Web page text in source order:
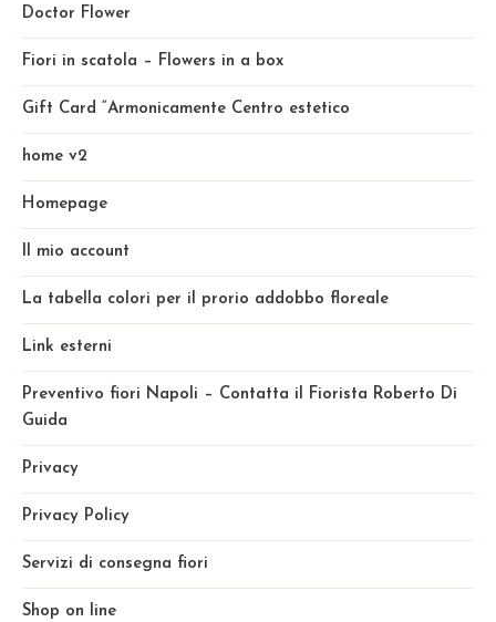
Doctor Flower
Fiori in scatola – Flowers in a box
Gift Card “Armonicamente Centro estetico
home v2
Homepage
Il mio account
La tabella colori per il prorio addobbo floreale
Link esterni
Preventivo fiori Napoli – Contatta il Fiorista Roberto Di
Guida
Privacy
Privacy Policy
Servizi di consegna fiori
Shop on line